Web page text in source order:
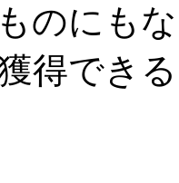
のにも
得でき